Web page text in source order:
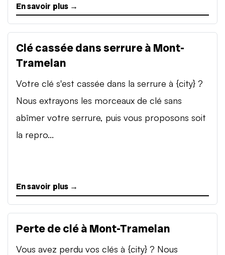
En savoir plus →
Clé cassée dans serrure à Mont-
Tramelan
Votre clé s'est cassée dans la serrure à {city} ?
Nous extrayons les morceaux de clé sans
abîmer votre serrure, puis vous proposons soit
la repro...
En savoir plus →
Perte de clé à Mont-Tramelan
Vous avez perdu vos clés à {city} ? Nous